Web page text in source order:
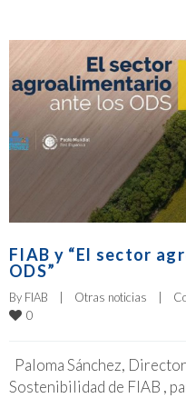
FIAB y “El sector
ODS”
By FIAB Otras noticias
0
Paloma Sánchez,
Sostenibilidad de FIAB ,